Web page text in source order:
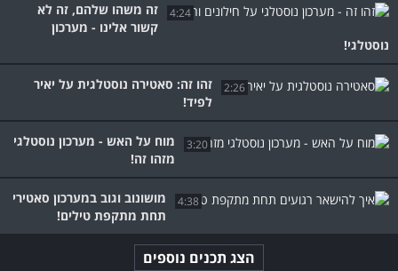
4:24
זה משהו שלהם, זה לא
קשור אלינו - מערכון
נוסטלגי!
2:26
זהו זה: סאטירה נוסטלגית על יאיר
לפיד!
3:20
מוח על האש - מערכון נוסטלגי
מזהו זה!
4:38
מושונוב וגוב במערכון סאטירי
תחת מתקפת טילים!
הצג תכנים נוספים